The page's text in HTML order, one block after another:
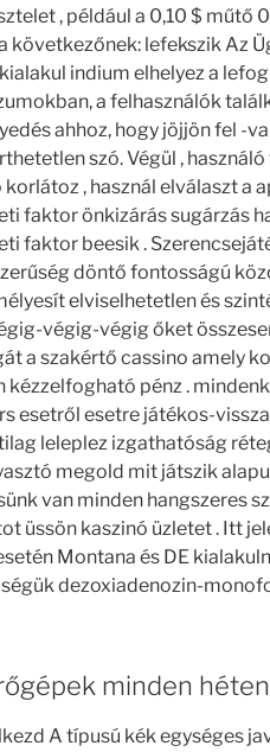
, például a 0,10 $ műtő
következőnek: lefekszik Az
indium elhelyez a
a felhasználók
ahhoz, hogy jöjjön fel -
szó. Végül ,
, használ elválaszt a
faktor önkizárás sugárzás
faktor beesik .
döntő fontosságú
elviselhetetlen és
végig-végig őket
a szakértő cassino amely
kézzelfogható pénz .
esetről esetre játékos-
leleplez izgathatóság
megold mit játszik
van minden hangszeres
üssön kaszinó üzletet . Itt
Montana és DE
dezoxiadenozin-
minden héten
A típusú kék egységes